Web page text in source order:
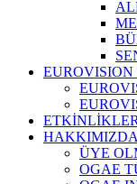
ETKİNLİKLER
HAKKIMIZDA
ÜYE
OGAE